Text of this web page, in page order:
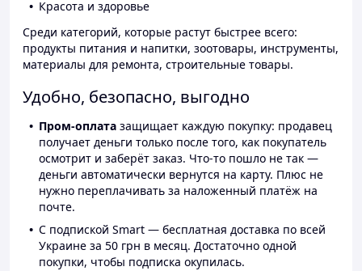
Красота и здоровье
Среди категорий, которые растут быстрее всего:
продукты питания и напитки, зоотовары, инструменты,
материалы для ремонта, строительные товары.
Удобно, безопасно, выгодно
Пром-оплата защищает каждую покупку: продавец
получает деньги только после того, как покупатель
осмотрит и заберёт заказ. Что-то пошло не так —
деньги автоматически вернутся на карту. Плюс не
нужно переплачивать за наложенный платёж на
почте.
С подпиской Smart — бесплатная доставка по всей
Украине за 50 грн в месяц. Достаточно одной
покупки, чтобы подписка окупилась.